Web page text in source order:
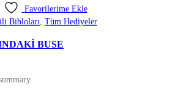
Favorilerime Ekle
Bibloları Tüm Hediyeler
BUSE